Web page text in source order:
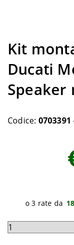
Kit
Ducati
Speaker
Codice: 0703391
Seleziona